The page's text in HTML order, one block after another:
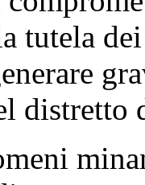
tutela
distretto